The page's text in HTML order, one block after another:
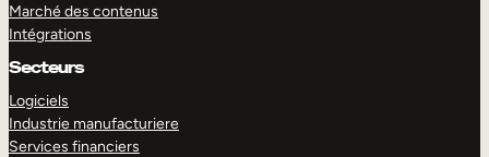
Marché des contenus
Intégrations
Secteurs
Logiciels
Industrie manufacturiere
Services financiers